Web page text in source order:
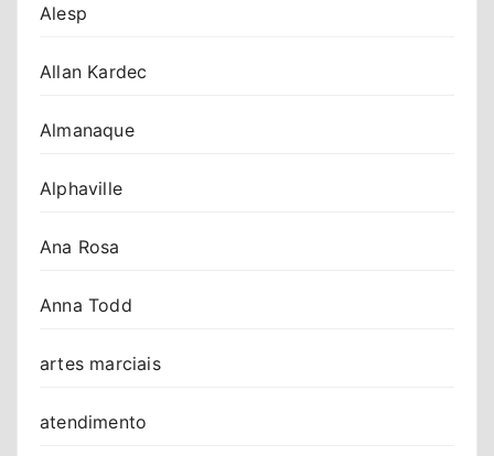
Alesp
Allan Kardec
Almanaque
Alphaville
Ana Rosa
Anna Todd
artes marciais
atendimento